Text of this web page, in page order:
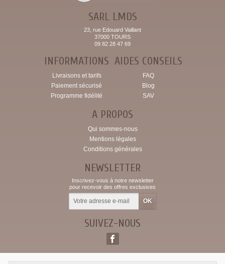
SARL LMDS
23, rue Edouard Vaillant
37000 TOURS
09 82 28 47 69
INFORMATIONS
Livraisons et tarifs
Paiement sécurisé
Programme fidélité
AIDES CONSEILS
FAQ
Blog
SAV
A PROPOS
Qui sommes-nous
Mentions légales
Conditions générales
NEWSLETTER
Inscrivez-vous à notre newsletter
pour recevoir des offres exclusives
SUIVEZ-NOUS